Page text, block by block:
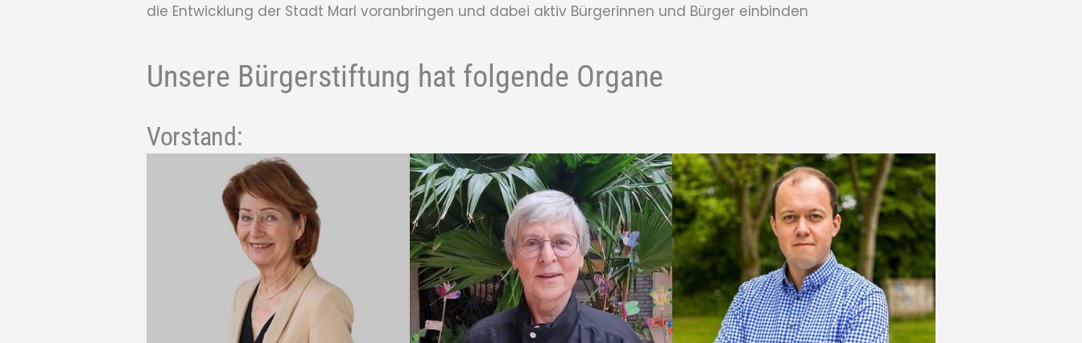
die Entwicklung der Stadt Marl voranbringen und dabei aktiv Bürgerinnen und Bürger einbinden
Unsere Bürgerstiftung hat folgende Organe
Vorstand: